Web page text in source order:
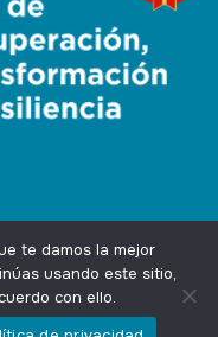
Ingenium.Marketing
te damos la mejor
usando este sitio,
con ello.